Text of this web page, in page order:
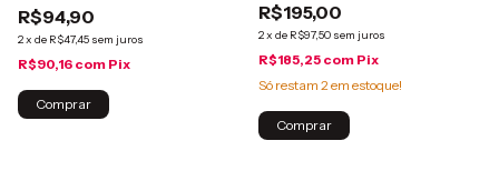
R$94,90
2x de R$47,45 sem juros
R$90,16 com Pix
R$195,00
2x de R$97,50 sem juros
R$185,25 com Pix
Só restam 2 em estoque!